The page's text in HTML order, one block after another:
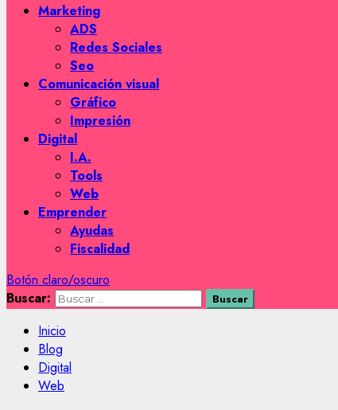
Marketing
ADS
Redes Sociales
Seo
Comunicación visual
Gráfico
Impresión
Digital
I.A.
Tools
Web
Emprender
Ayudas
Fiscalidad
Botón claro/oscuro
Buscar:
Inicio
Blog
Digital
Web